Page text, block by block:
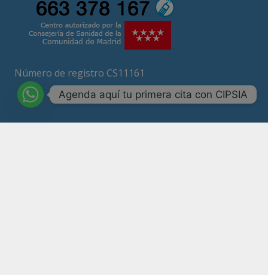
Número de registro CS11161
Agenda aquí tu primera cita con CIPSIA